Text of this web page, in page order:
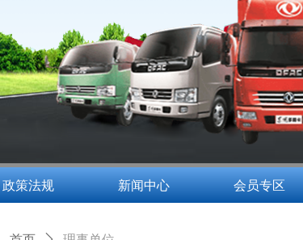
政策法规 新闻中心 会员专区